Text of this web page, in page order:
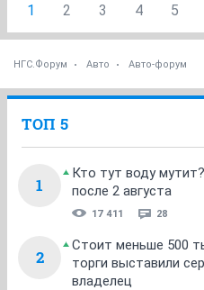
1 2 3 4 5
НГС.Форум Авто Авто-форум
ТОП 5
1
Кто тут воду
после 2 августа
17 411 28
2
Стоит меньше 500
торги выставили
владелец